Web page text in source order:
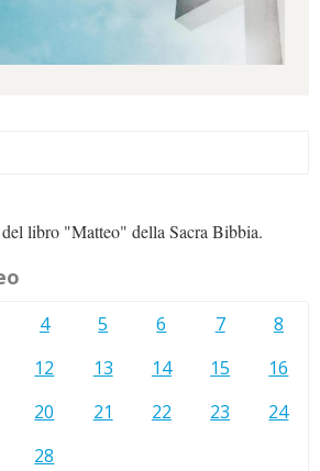
libro "Matteo" della Sacra Bibbia.
4 5 6 7
8
12 13 14 15 16
20 21 22 23
24
28